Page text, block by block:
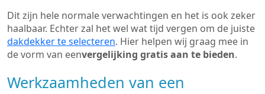
Dit zijn hele normale verwachtingen en het is ook zeker
haalbaar. Echter zal het wel wat tijd vergen om de juiste
dakdekker te selecteren. Hier helpen wij graag mee in
de vorm van eenvergelijking gratis aan te bieden.
Werkzaamheden van een